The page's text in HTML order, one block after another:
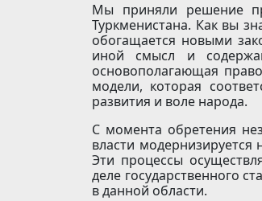
Мы приняли решение
Туркменистана. Как вы
обогащается новыми
иной смысл и
основополагающая
модели, которая
развития и воле народа.
С момента обретения
власти
Эти процессы
деле государственного
в данной области.